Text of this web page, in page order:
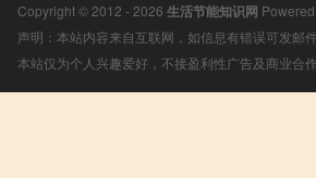
Copyright © 2012 - 2026 生活节能知识网
声明：本站内容来自互联网，如信息有错误可发邮
本站仅为个人兴趣爱好，不接盈利性广告及商业合作